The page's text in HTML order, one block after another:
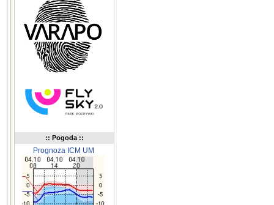
:: Pogoda ::
Prognoza ICM UM